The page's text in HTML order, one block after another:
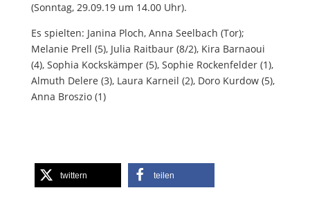
(Sonntag, 29.09.19 um 14.00 Uhr).
Es spielten: Janina Ploch, Anna Seelbach (Tor);
Melanie Prell (5), Julia Raitbaur (8/2), Kira Barnaoui
(4), Sophia Kockskämper (5), Sophie Rockenfelder (1),
Almuth Delere (3), Laura Karneil (2), Doro Kurdow (5),
Anna Broszio (1)
twittern teilen